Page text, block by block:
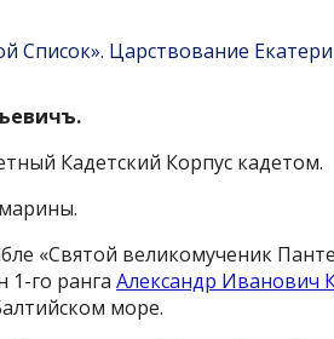
Список». Царствование
Кадетский Корпус кадетом.
«Святой великомученик
1-го ранга Александр Иванович
море.